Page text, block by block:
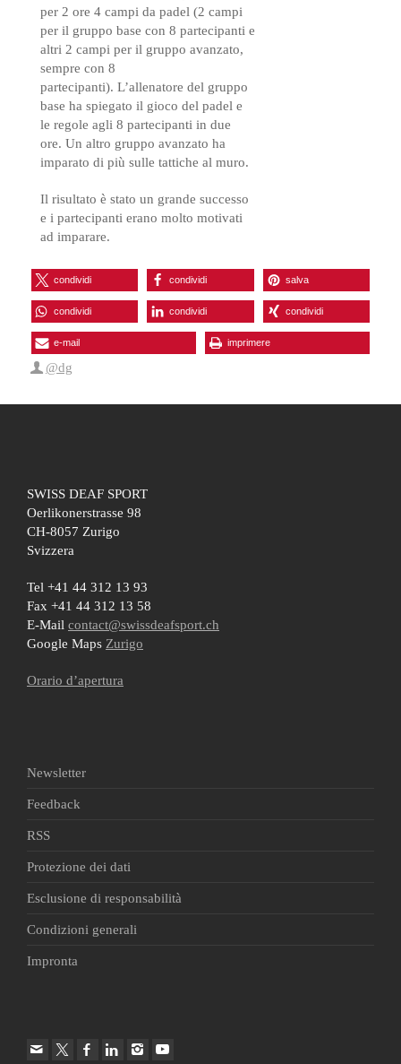
per 2 ore 4 campi da padel (2 campi
per il gruppo base con 8 partecipanti e
altri 2 campi per il gruppo avanzato,
sempre con 8
partecipanti). L’allenatore del gruppo
base ha spiegato il gioco del padel e
le regole agli 8 partecipanti in due
ore. Un altro gruppo avanzato ha
imparato di più sulle tattiche al muro.
Il risultato è stato un grande successo
e i partecipanti erano molto motivati
ad imparare.
condividi condividi salva
condividi condividi condividi
e-mail imprimere
@dg
SWISS DEAF SPORT
Oerlikonerstrasse 98
CH-8057 Zurigo
Svizzera
Tel +41 44 312 13 93
Fax +41 44 312 13 58
E-Mail contact@swissdeafsport.ch
Google Maps Zurigo
Orario d’apertura
Newsletter
Feedback
RSS
Protezione dei dati
Esclusione di responsabilità
Condizioni generali
Impronta